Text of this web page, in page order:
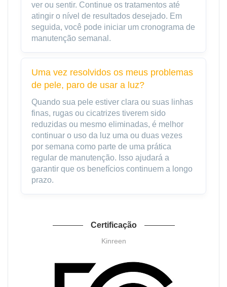
ver ou sentir. Continue os tratamentos até
atingir o nível de resultados desejado. Em
seguida, você pode iniciar um cronograma de
manutenção semanal.
Uma vez resolvidos os meus problemas
de pele, paro de usar a luz?
Quando sua pele estiver clara ou suas linhas
finas, rugas ou cicatrizes tiverem sido
reduzidas ou mesmo eliminadas, é melhor
continuar o uso da luz uma ou duas vezes
por semana como parte de uma prática
regular de manutenção. Isso ajudará a
garantir que os benefícios continuem a longo
prazo.
Certificação
Kinreen